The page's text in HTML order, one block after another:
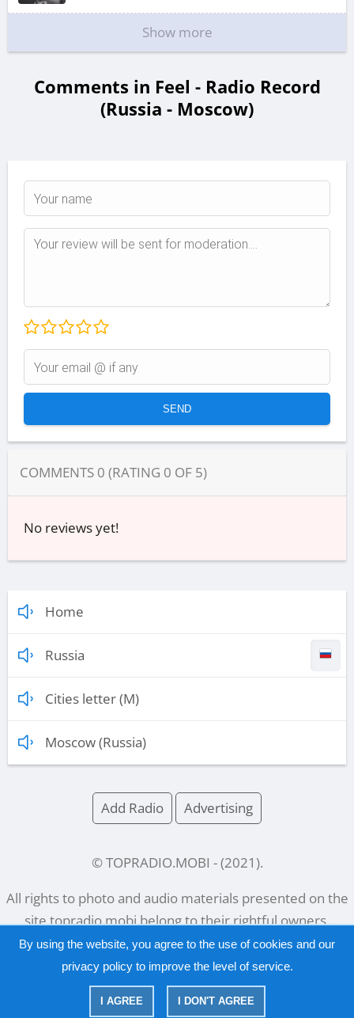
Show more
Comments in Feel - Radio Record
(Russia - Moscow)
COMMENTS 0 (RATING 0 OF 5)
No reviews yet!
Home
Russia
Cities letter (M)
Moscow (Russia)
Add Radio Advertising
© TOPRADIO.MOBI - (2021 ).
All rights to photo and audio materials presented on the
sitetopradio.mobibelong to their rightful owners.
Русский | English
By using the website, you agree to the use of cookies and our
privacy policyto improve the level of service.
I AGREE I DON'T AGREE